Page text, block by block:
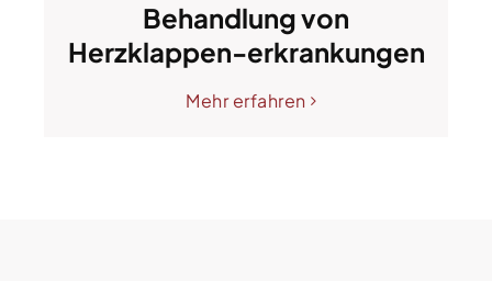
Behandlung von
Herzklappen-erkrankungen
Mehr erfahren